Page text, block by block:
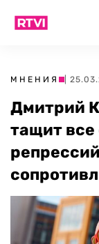
МНЕНИЯ |
Дмитрий
тащит все